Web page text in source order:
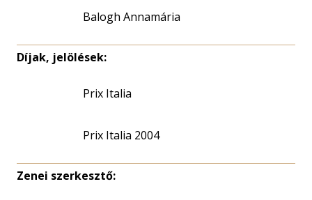
Balogh Annamária
Díjak, jelölések:
Prix Italia
Prix Italia 2004
Zenei szerkesztő: